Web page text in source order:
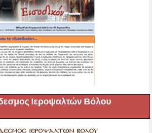
Ιεροψαλτών Βόλου